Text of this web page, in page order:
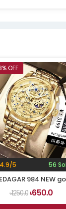
OFF
4.9/5 56
984 NEW
৳1250.0৳650.0